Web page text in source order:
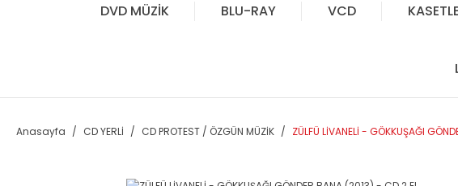
DVD MÜZİK BLU-RAY VCD
Anasayfa CD YERLİ CD PROTEST / ÖZGÜN MÜZİK ZÜLFÜ LİVANELİ - GÖKKUŞAĞI